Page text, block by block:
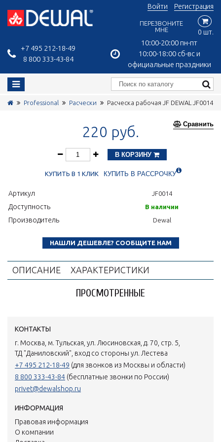
+7 495 212-18-49
8 800 333-43-84
10:00-20:00 пн-пт
10:00-18:00 сб-вс и
официальные праздники
Войти Регистрация
ПЕРЕЗВОНИТЕ
МНЕ
0 шт.
Professional Расчески Расческа рабочая JF DEWAL JF0014
Сравнить
220 руб.
В КОРЗИНУ
КУПИТЬ В 1 КЛИК КУПИТЬ В РАССРОЧКУ
Артикул JF0014
Доступность В наличии
Производитель Dewal
НАШЛИ ДЕШЕВЛЕ? СООБЩИТЕ НАМ
ОПИСАНИЕ ХАРАКТЕРИСТИКИ
ПРОСМОТРЕННЫЕ
КОНТАКТЫ
г. Москва, м. Тульская, ул. Люсиновская, д. 70, стр. 5,
ТД "Даниловский", вход со стороны ул. Лестева
+7 495 212-18-49 (для звонков из Москвы и области)
8 800 333-43-84 (бесплатные звонки по России)
privet@dewalshop.ru
ИНФОРМАЦИЯ
Правовая информация
О компании